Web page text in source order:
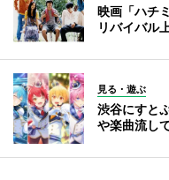
映画「ハチ
リバイバル
見る・遊ぶ
渋谷にすと
や楽曲流し